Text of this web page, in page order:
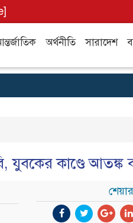
অর্থনীতি সারাদেশ
যুবকের কাণ্ডে আতঙ্ক
শেয়ার